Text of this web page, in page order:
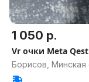
1 050 р.
Vr очки Meta Qest
Борисов, Минская